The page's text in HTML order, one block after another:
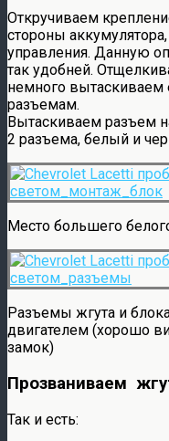
Откручиваем
стороны
управления. Данную
так удобней.
немного вытаскиваем
разъемам.
Вытаскиваем разъем
2 разъема, белый и
Место большего
Разъемы жгута и
двигателем (хорошо
замок)
Прозваниваем
Так и есть: